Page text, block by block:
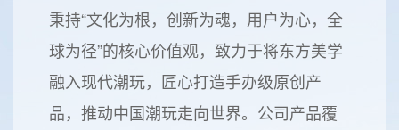
秉持“文化为根，创新为魂，用户为心，全
球为径”的核心价值观，致力于将东方美学
融入现代潮玩，匠心打造手办级原创产
品，推动中国潮玩走向世界。公司产品覆